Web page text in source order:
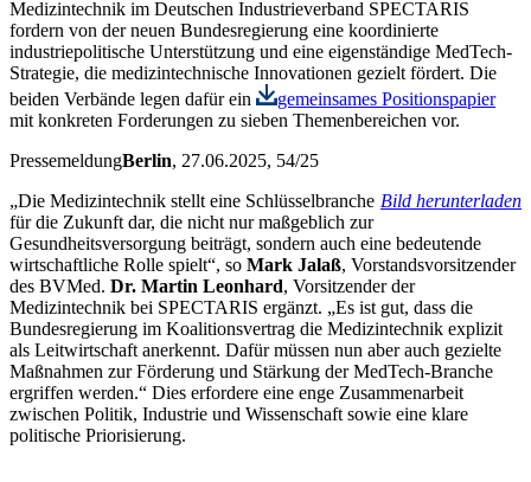
Medizintechnik im Deutschen Industrieverband SPECTARIS
fordern von der neuen Bundesregierung eine koordinierte
industriepolitische Unterstützung und eine eigenständige MedTech-
Strategie, die medizintechnische Innovationen gezielt fördert. Die
beiden Verbände legen dafür ein
gemeinsames Positionspapier
mit konkreten Forderungen zu sieben Themenbereichen vor.
PressemeldungBerlin, 27.06.2025, 54/25
Bild herunterladen
„Die Medizintechnik stellt eine Schlüsselbranche
für die Zukunft dar, die nicht nur maßgeblich zur
Gesundheitsversorgung beiträgt, sondern auch eine bedeutende
wirtschaftliche Rolle spielt“, so Mark Jalaß, Vorstandsvorsitzender
des BVMed. Dr. Martin Leonhard, Vorsitzender der
Medizintechnik bei SPECTARIS ergänzt. „Es ist gut, dass die
Bundesregierung im Koalitionsvertrag die Medizintechnik explizit
als Leitwirtschaft anerkennt. Dafür müssen nun aber auch gezielte
Maßnahmen zur Förderung und Stärkung der MedTech-Branche
ergriffen werden.“ Dies erfordere eine enge Zusammenarbeit
zwischen Politik, Industrie und Wissenschaft sowie eine klare
politische Priorisierung.